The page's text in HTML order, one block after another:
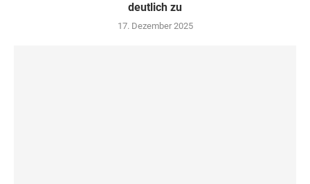
deutlich zu
17. Dezember 2025